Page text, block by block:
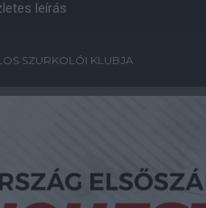
leírás
SZURKOLÓI KLUBJA